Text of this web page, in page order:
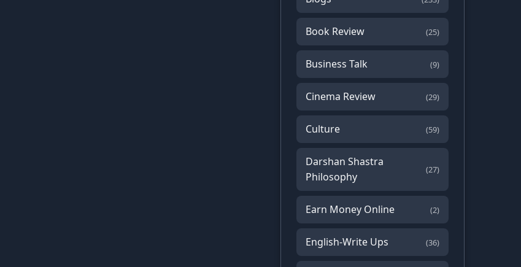
Book Review (25)
Business Talk (9)
Cinema Review (29)
Culture (59)
Darshan Shastra
Philosophy
(27)
Earn Money Online (2)
English-Write Ups (36)